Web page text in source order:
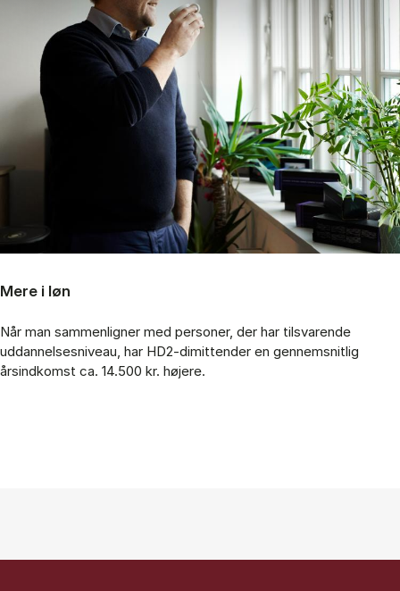
Mere i løn
Når man sammenligner med personer, der har tilsvarende
uddannelsesniveau, har HD2-dimittender en gennemsnitlig
årsindkomst ca. 14.500 kr. højere.